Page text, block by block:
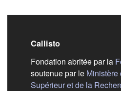
Callisto
Fondation abritée par la
soutenue par le Ministère
Supérieur et de la